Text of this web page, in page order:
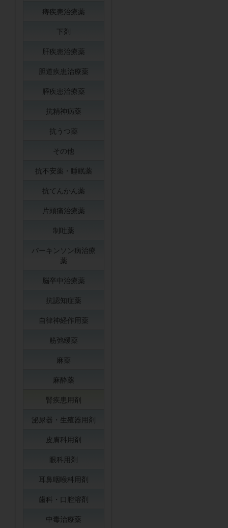
痔疾患治療薬
下剤
肝疾患治療薬
胆道疾患治療薬
膵疾患治療薬
抗精神病薬
抗うつ薬
その他
抗不安薬・睡眠薬
抗てんかん薬
片頭痛治療薬
制吐薬
パーキンソン病治療
薬
脳卒中治療薬
抗認知症薬
自律神経作用薬
筋弛緩薬
麻薬
麻酔薬
腎疾患用剤
泌尿器・生殖器用剤
皮膚科用剤
眼科用剤
耳鼻咽喉科用剤
歯科・口腔溶剤
中毒治療薬